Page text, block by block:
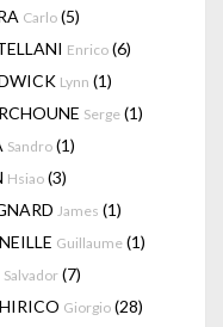
Carlo (5)
Enrico (6)
Lynn (1)
Serge (1)
Sandro (1)
Hsiao (3)
James (1)
Guillaume (1)
Salvador (7)
Giorgio (28)